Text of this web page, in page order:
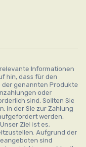
Informationen
hin, dass für den
der genannten Produkte
oder
sind. Sollten Sie
in der Sie zur Zahlung
werden,
Ziel ist es,
Aufgrund der
sind